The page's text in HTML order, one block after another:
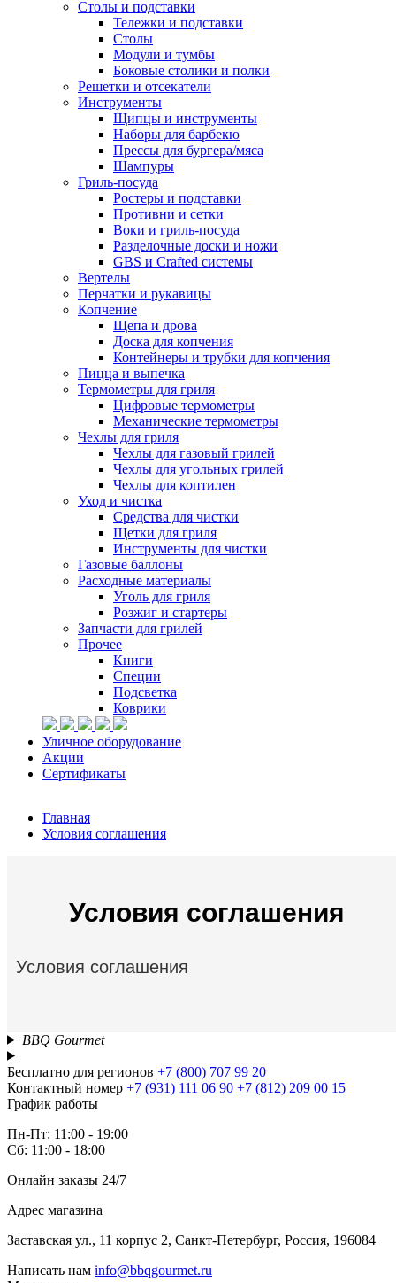
Столы и подставки
Тележки и подставки
Столы
Модули и тумбы
Боковые столики и полки
Решетки и отсекатели
Инструменты
Щипцы и инструменты
Наборы для барбекю
Прессы для бургера/мяса
Шампуры
Гриль-посуда
Ростеры и подставки
Противни и сетки
Воки и гриль-посуда
Разделочные доски и ножи
GBS и Crafted системы
Вертелы
Перчатки и рукавицы
Копчение
Щепа и дрова
Доска для копчения
Контейнеры и трубки для копчения
Пицца и выпечка
Термометры для гриля
Цифровые термометры
Механические термометры
Чехлы для гриля
Чехлы для газовый грилей
Чехлы для угольных грилей
Чехлы для коптилен
Уход и чистка
Средства для чистки
Щетки для гриля
Инструменты для чистки
Газовые баллоны
Расходные материалы
Уголь для гриля
Розжиг и стартеры
Запчасти для грилей
Прочее
Книги
Специи
Подсветка
Коврики
Уличное оборудование
Акции
Сертификаты
Главная
Условия соглашения
Условия соглашения
Условия соглашения
BBQ Gourmet
Бесплатно для регионов +7 (800) 707 99 20
Контактный номер +7 (931) 111 06 90 +7 (812) 209 00 15
График работы
Пн-Пт: 11:00 - 19:00
Сб: 11:00 - 18:00
Онлайн заказы 24/7
Адрес магазина
Заставская ул., 11 корпус 2, Санкт-Петербург, Россия, 196084
Написать нам info@bbqgourmet.ru